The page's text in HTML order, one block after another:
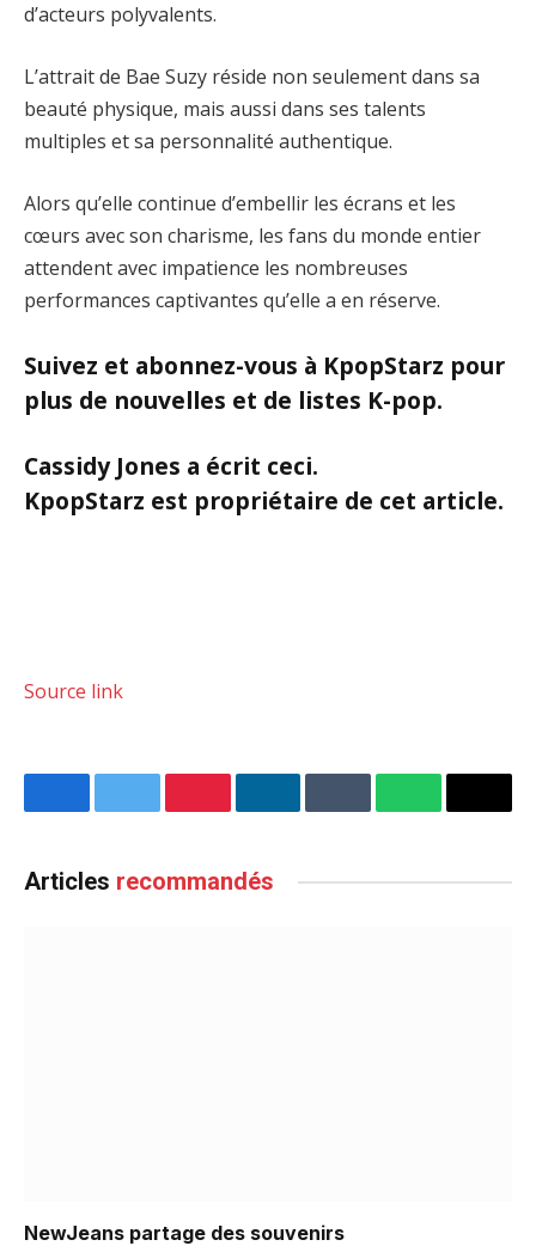
d’acteurs polyvalents.
L’attrait de Bae Suzy réside non seulement dans sa
beauté physique, mais aussi dans ses talents
multiples et sa personnalité authentique.
Alors qu’elle continue d’embellir les écrans et les
cœurs avec son charisme, les fans du monde entier
attendent avec impatience les nombreuses
performances captivantes qu’elle a en réserve.
Suivez et abonnez-vous à KpopStarz pour
plus de nouvelles et de listes K-pop.
Cassidy Jones a écrit ceci.
KpopStarz est propriétaire de cet article.
Source link
FacebookTwitterPinterestLinkedInTumblrWhatsApp
Email
Articles recommandés
NewJeans partage des souvenirs